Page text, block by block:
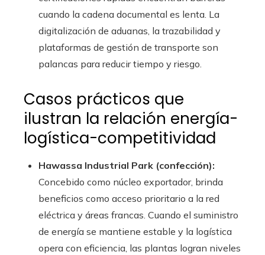
cuando la cadena documental es lenta. La
digitalización de aduanas, la trazabilidad y
plataformas de gestión de transporte son
palancas para reducir tiempo y riesgo.
Casos prácticos que
ilustran la relación energía-
logística-competitividad
Hawassa Industrial Park (confección):
Concebido como núcleo exportador, brinda
beneficios como acceso prioritario a la red
eléctrica y áreas francas. Cuando el suministro
de energía se mantiene estable y la logística
opera con eficiencia, las plantas logran niveles